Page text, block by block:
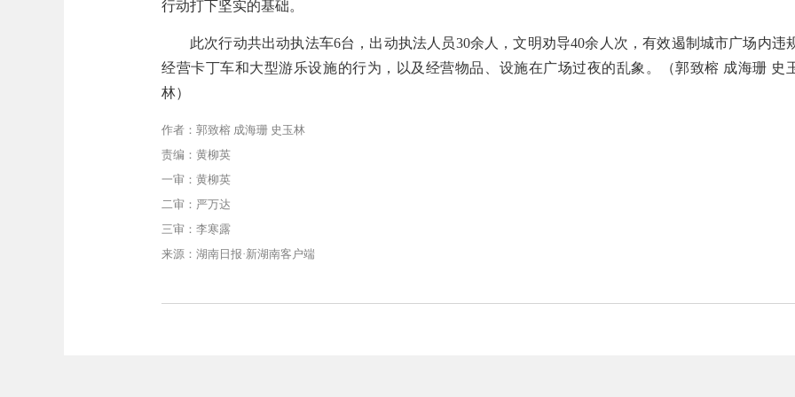
行动打下坚实的基础。
此次行动共出动执法车6台，出动执法人员30余人，文明劝导40余人次，有效遏制城市广场内违
经营卡丁车和大型游乐设施的行为，以及经营物品、设施在广场过夜的乱象。
（郭致榕 成海珊 史
林）
作者：郭致榕 成海珊 史玉林
责编：黄柳英
一审：黄柳英
二审：严万达
三审：李寒露
来源：湖南日报·新湖南客户端